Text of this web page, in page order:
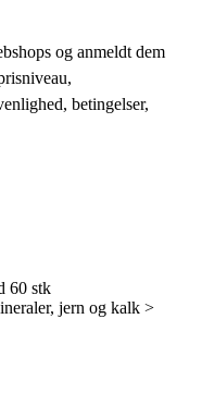
og anmeldt dem
betingelser,
60 stk
jern og kalk >